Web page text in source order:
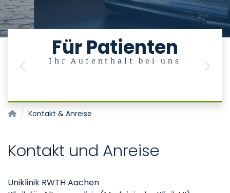
Für Patienten
Ihr Aufenthalt bei uns
Previous Next
Klinik für Altersmedizin (Med. Klinik VI)
Kontakt & Anreise
Kontakt und Anreise
Uniklinik RWTH Aachen